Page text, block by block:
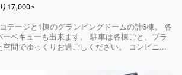
17,000~
テージと1棟のグランピングドームの計6棟。 各
ベキューも出来ます。 駐車は各棟ごと、プラ
間でゆっくりお過ごしください。 コンビニ...